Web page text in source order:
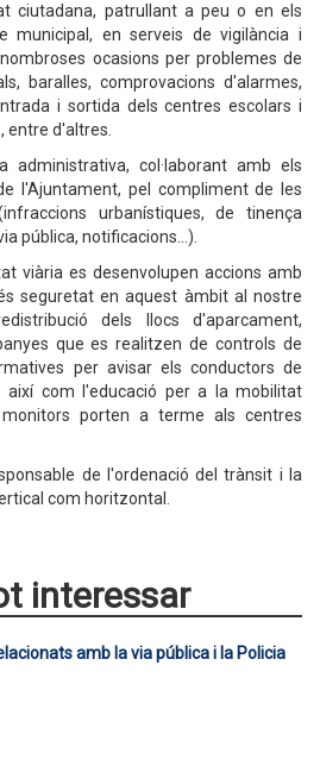
ciutadana, patrullant a peu o en els
municipal, en serveis de vigilància i
ocasions per problemes de
baralles, comprovacions d'alarmes,
i sortida dels centres escolars i
entre d'altres.
col·laborant amb els
l'Ajuntament, pel compliment de les
urbanístiques, de tinença
pública, notificacions...).
viària es desenvolupen accions amb
seguretat en aquest àmbit al nostre
dels llocs d'aparcament,
que es realitzen de controls de
per avisar els conductors de
així com l'educació per a la mobilitat
porten a terme als centres
de l'ordenació del trànsit i la
com horitzontal.
interessar
amb la via pública i la Policia